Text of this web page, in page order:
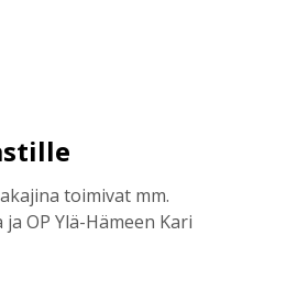
toimivat mm.
OP Ylä-Hämeen Kari